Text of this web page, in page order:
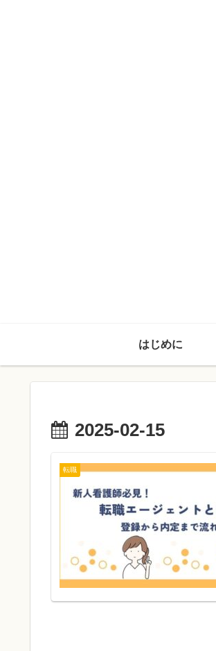
はじめに
2025-02-15
転職